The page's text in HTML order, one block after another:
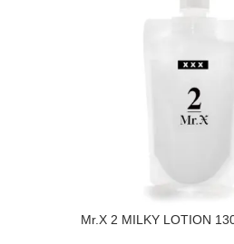
Mr.X 2 MILKY LOTION